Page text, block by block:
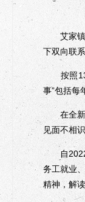
艾家镇相
下双向联系
按照
事”包括每
在全新的
见面不相
自2022年
务工就业
精神，解